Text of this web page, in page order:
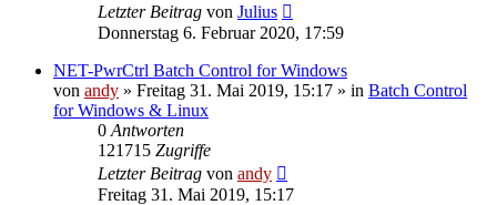
Letzter Beitrag von Julius
Donnerstag 6. Februar 2020, 17:59
NET-PwrCtrl Batch Control for Windows
von andy » Freitag 31. Mai 2019, 15:17 » in Batch Control
for Windows & Linux
0 Antworten
121715 Zugriffe
Letzter Beitrag von andy
Freitag 31. Mai 2019, 15:17